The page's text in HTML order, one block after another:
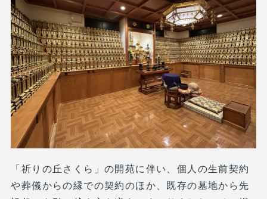
「祈りの丘さくら」の開苑に伴い、個人の生前契約
や葬儀からの縁での契約のほか、既存の墓地から先